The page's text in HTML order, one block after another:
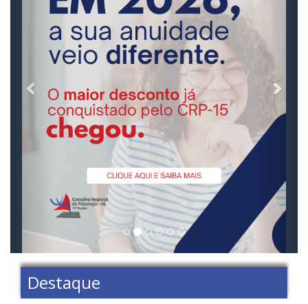
Destaque